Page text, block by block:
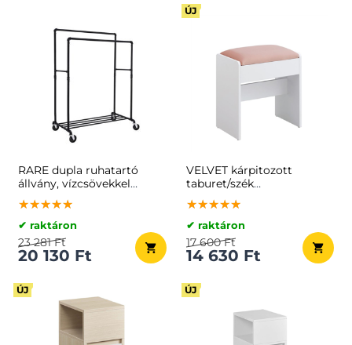
RARE dupla ruhatartó
állvány, vízcsövekkel
100x59x162cm, fekete
★★★★★
★★★★★
★★★★★
✔ raktáron
20 130 Ft
23 281 Ft
ÚJ
VELVET kárpitozott
taburet/szék
sminkasztalhoz,
45×45×28,6 cm,
fehér/rózsaszín
★★★★★
★★★★★
★★★★★
✔ raktáron
14 630 Ft
17 600 Ft
ÚJ ÚJ